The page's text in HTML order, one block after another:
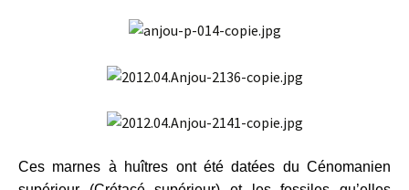
Ces marnes à huîtres ont été datées du Cénomanien